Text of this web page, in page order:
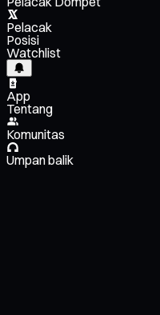
Pelacak
Posisi
Watchlist
App
Tentang
Komunitas
Umpan balik